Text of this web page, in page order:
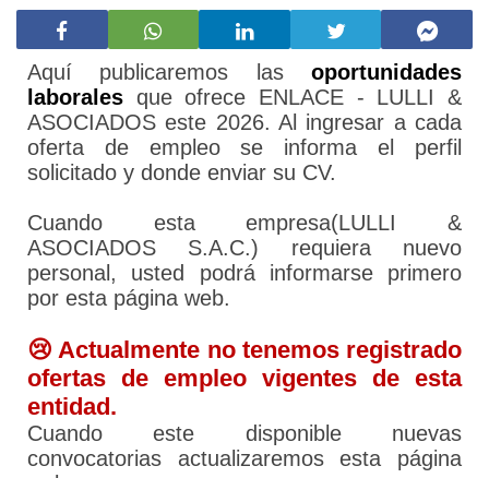
Aquí publicaremos las oportunidades
laborales que ofrece ENLACE - LULLI &
ASOCIADOS este 2026. Al ingresar a cada
oferta de empleo se informa el perfil
solicitado y donde enviar su CV.
Cuando esta empresa(LULLI &
ASOCIADOS S.A.C.) requiera nuevo
personal, usted podrá informarse primero
por esta página web.
😢 Actualmente no tenemos registrado
ofertas de empleo vigentes de esta
entidad.
Cuando este disponible nuevas
convocatorias actualizaremos esta página